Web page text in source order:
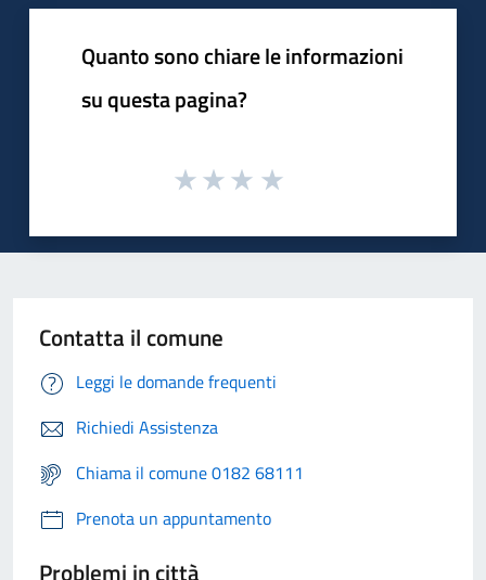
Quanto sono chiare le informazioni
su questa pagina?
Contatta il comune
Leggi le domande frequenti
Richiedi Assistenza
Chiama il comune 0182 68111
Prenota un appuntamento
Problemi in città